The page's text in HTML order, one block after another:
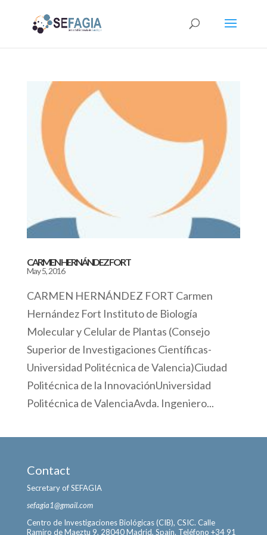
CARMEN HERNÁNDEZ FORT
May 5, 2016
CARMEN HERNÁNDEZ FORT Carmen
Hernández Fort Instituto de Biología
Molecular y Celular de Plantas (Consejo
Superior de Investigaciones Científicas-
Universidad Politécnica de Valencia)Ciudad
Politécnica de la InnovaciónUniversidad
Politécnica de ValenciaAvda. Ingeniero...
Contact
Secretary of SEFAGIA
sefagia1@gmail.com
Centro de Investigaciones Biológicas (CIB), CSIC. Calle
Ramiro de Maeztu 9, 28040 Madrid, Spain. Teléfono +34 91